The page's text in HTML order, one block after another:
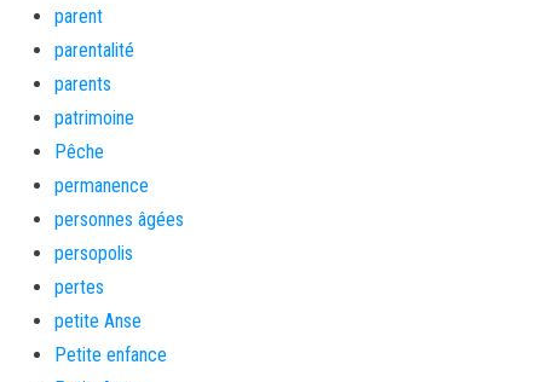
parent
parentalité
parents
patrimoine
Pêche
permanence
personnes âgées
persopolis
pertes
petite Anse
Petite enfance